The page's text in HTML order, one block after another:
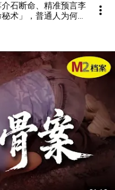
石断命、精准预言李
术」，普通人为何忙
广告合集[She's